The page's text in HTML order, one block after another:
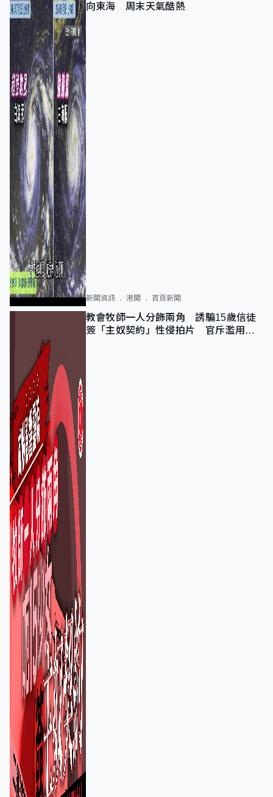
向東海 周末天氣酷熱
新聞資訊 港聞 首頁新聞
教會牧師一人分飾兩角 誘騙15歲信徒
簽「主奴契約」性侵拍片 官斥濫用教